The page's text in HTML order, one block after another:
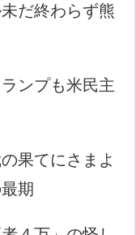
だ終わらず熊
ンプも米民主
果てにさまよ
期